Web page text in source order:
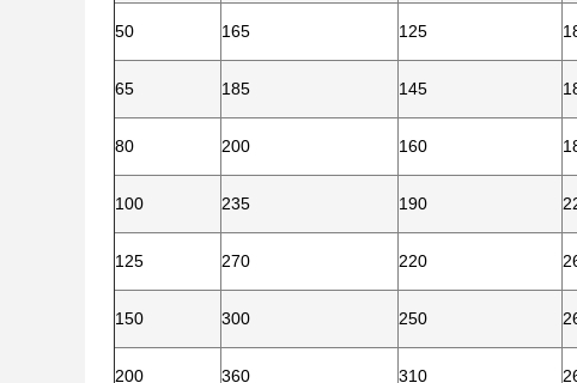
50 165 125
65 185 145
80 200 160
100 235 190
125 270 220
150 300 250
200 360 310